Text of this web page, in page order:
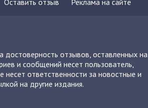
Оставить отзыв Реклама на сайте
достоверность отзывов, оставленных на
и сообщений несет пользователь,
ответственности за новостные и
на другие издания.